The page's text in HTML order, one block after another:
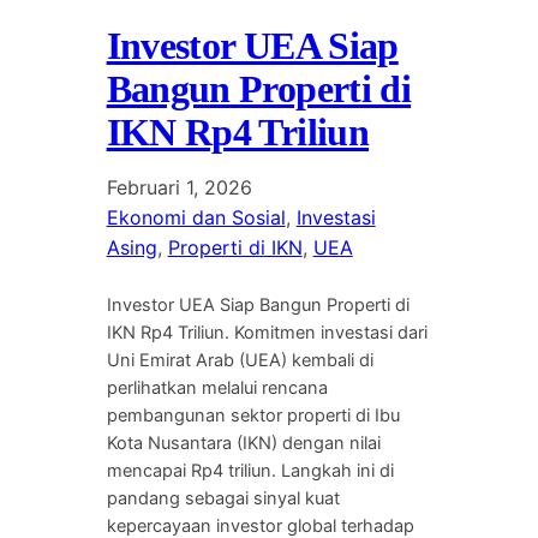
Investor UEA Siap
Bangun Properti di
IKN Rp4 Triliun
Februari 1, 2026
Ekonomi dan Sosial, Investasi
Asing, Properti di IKN, UEA
Investor UEA Siap Bangun Properti di
IKN Rp4 Triliun. Komitmen investasi dari
Uni Emirat Arab (UEA) kembali di
perlihatkan melalui rencana
pembangunan sektor properti di Ibu
Kota Nusantara (IKN) dengan nilai
mencapai Rp4 triliun. Langkah ini di
pandang sebagai sinyal kuat
kepercayaan investor global terhadap